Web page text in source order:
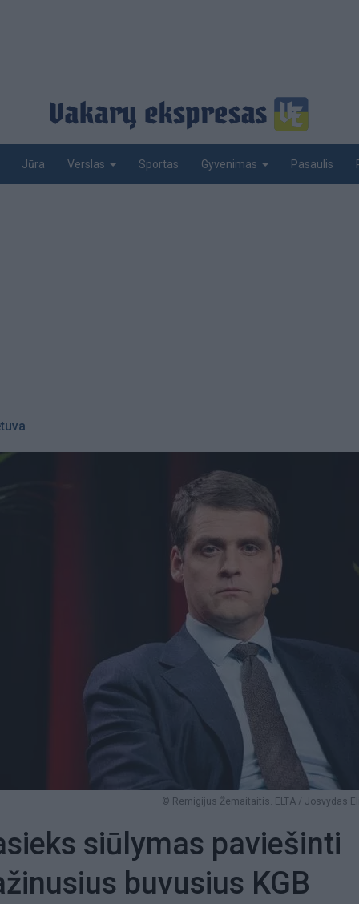
Jūra Verslas Sportas Gyvenimas Pasaulis
© Remigijus Žemaitaitis. ELTA / Josvydas
siūlymas paviešinti
buvusius KGB